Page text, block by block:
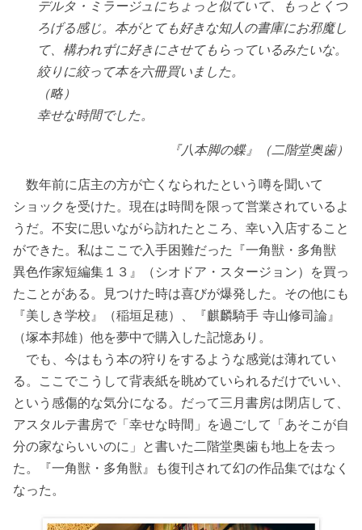
デルタ・ミラージュにちょっと似ていて、もっとくつ
ろげる感じ。本がとても好きな知人の書庫にお邪魔し
て、構われずに好きにさせてもらっているみたいな。
絞りに絞って本を六冊買いました。
（略）
幸せな時間でした。
『八本脚の蝶』（二階堂奥歯）
数年前に店主の方が亡くなられたという噂を聞いて
ショックを受けた。現在は時間を限って営業されているよ
うだ。不安に思いながら訪れたところ、幸い入店すること
ができた。私はここで入手困難だった『一角獣・多角獣
異色作家短編集１３』（シオドア・スタージョン）を買っ
たことがある。見つけた時は喜びが爆発した。その他にも
『美しき学校』（稲垣足穂）、『麒麟騎手 寺山修司論』
（塚本邦雄）他を夢中で購入した記憶あり。
でも、今はもう本の狩りをするような感覚は薄れてい
る。ここでこうして背表紙を眺めていられるだけでいい、
という感傷的な気分になる。だって三月書房は閉店して、
アスタルテ書房で「幸せな時間」を過ごして「あそこが自
分の家ならいいのに」と書いた二階堂奥歯も地上を去っ
た。『一角獣・多角獣』も復刊されて幻の作品集ではなく
なった。